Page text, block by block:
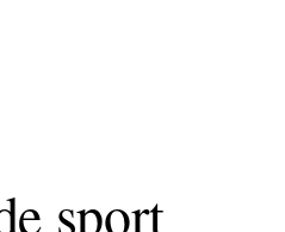
sport